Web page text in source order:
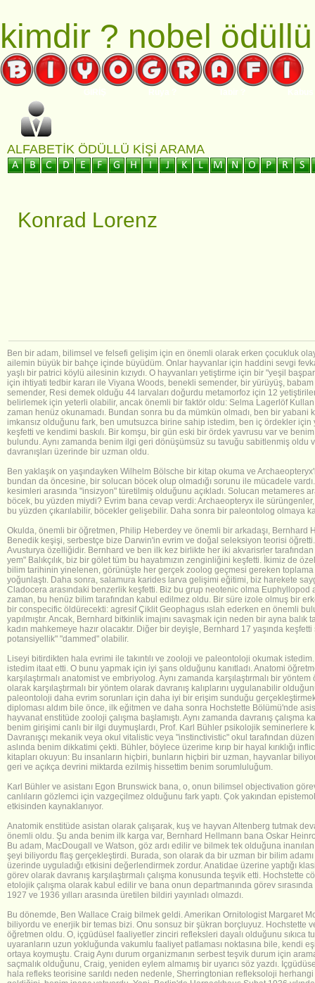
kimdir ? nobel
ALFABETIK ÖDÜLLÜ KIŞI ARAMA
Konrad Lorenz
Ben bir adam, bilimsel ve felsefi gelişim için en önemli olarak erken çocukluk
ailemin büyük bir bahçe içinde büyüdüm. Onlar hayvanlar için haddini sevgi
yaşlı bir patrici köylü ailesinin kızıydı. O hayvanları yetiştirme için bir "yeşil
için ihtiyati tedbir kararı ile Viyana Woods, benekli semender, bir yürüyüş,
semender, Resi demek olduğu 44 larvaları doğurdu metamorfoz için 12
belirlemek için yeterli olabilir, ancak önemli bir faktör oldu: Selma Lagerlöf
zaman henüz okunamadı. Bundan sonra bu da mümkün olmadı, ben bir
imkansız olduğunu fark, ben umutsuzca birine sahip istedim, ben iç ördekler için
keşfetti ve kendimi baskılı. Bir komşu, bir gün eski bir ördek yavrusu var ve
bulundu. Aynı zamanda benim ilgi geri dönüşümsüz su tavuğu sabitlenmiş oldu
davranışları üzerinde bir uzman oldu.
Ben yaklaşık on yaşındayken Wilhelm Bölsche bir kitap okuma ve
bundan da öncesine, bir solucan böcek olup olmadığı sorunu ile mücadele
kesimleri arasında "insizyon" türetilmiş olduğunu açıkladı. Solucan metameres
böcek, bu yüzden miydi? Evrim bana cevap verdi: Archaeopteryx ile
bu yüzden çıkarılabilir, böcekler gelişebilir. Daha sonra bir paleontolog olmaya
Okulda, önemli bir öğretmen, Philip Heberdey ve önemli bir arkadaşı, Bernhard
Benedik keşişi, serbestçe bize Darwin'in evrim ve doğal seleksiyon teorisi öğretti.
Avusturya özelliğidir. Bernhard ve ben ilk kez birlikte her iki akvarisrler
yem" Balıkçılık, biz bir gölet tüm bu hayatımızın zenginliğini keşfetti. İkimiz de
bilim tarihinin yinelenen, görünüşte her gerçek zoolog geçmesi gereken
yoğunlaştı. Daha sonra, salamura karides larva gelişimi eğitimi, biz harekete
Cladocera arasındaki benzerlik keşfetti. Biz bu grup neotenic olma Euphyllopod
zaman, bu henüz bilim tarafından kabul edilmez oldu. Bir süre izole olmuş bir
bir conspecific öldürecekti: agresif Çiklit Geophagus ıslah ederken en önemli
yapılmıştır.Ancak, Bernhard bitkinlik imajını savaşmak için neden bir ayna balık
kadın mahkemeye hazır olacaktır. Diğer bir deyişle, Bernhard 17 yaşında
potansiyellik" "dammed" olabilir.
Liseyi bitirdikten hala evrimi ile takıntılı ve zooloji ve paleontoloji okumak
istedim itaat etti. O bunu yapmak için iyi şans olduğunu kanıtladı.Anatomi
karşılaştırmalı anatomist ve embriyolog. Aynı zamanda karşılaştırmalı bir
olarak karşılaştırmalı bir yöntem olarak davranış kalıplarını uygulanabilir
paleontoloji daha evrim sorunları için daha iyi bir erişim sunduğu
diploması aldım bile önce, ilk eğitmen ve daha sonra Hochstette Bölümü'nde
hayvanat enstitüde zooloji çalışma başlamıştı.Aynı zamanda davranış çalışma
benim girişimi canlı bir ilgi duymuşlardı, Prof. Karl Bühler psikolojik seminerlere
Davranışçı mekanik veya okul vitalistic veya "instinctivistic" okul tarafından
aslında benim dikkatimi çekti. Bühler, böylece üzerime kırıp bir hayal kırıklığı
kitapları okuyun: Bu insanların hiçbiri, bunların hiçbiri bir uzman, hayvanlar
geri ve açıkça devrini miktarda ezilmiş hissettim benim sorumluluğum.
Karl Bühler ve asistanı Egon Brunswick bana, o, onun bilimsel objectivation
canlıların gözlemci için vazgeçilmez olduğunu fark yaptı. Çok yakından
etkisinden kaynaklanıyor.
Anatomik enstitüde asistan olarak çalışarak, kuş ve hayvan Altenberg tutmak
önemli oldu. Şu anda benim ilk karga var, Bernhard Hellmann bana Oskar
Bu adam, MacDougall ve Watson, göz ardı edilir ve bilmek tek olduğuna
şeyi biliyordu flaş gerçekleştirdi. Burada, son olarak da bir uzman bir bilim
üzerinde uyguladığı etkisini değerlendirmek zordur. Anatidae üzerine yaptığı
görev olarak davranış karşılaştırmalı çalışma konusunda teşvik etti. Hochstette
etolojik çalışma olarak kabul edilir ve bana onun departmanında görev
1927 ve 1936 yılları arasında üretilen bildiri yayınladı olmazdı.
Bu dönemde, Ben Wallace Craig bilmek geldi. Amerikan Ornitologist Margaret
biliyordu ve enerjik bir temas bizi. Onu sonsuz bir şükran borçluyuz. Hochstette
öğretmen oldu. O, içgüdüsel faaliyetler zinciri refleksleri dayalı olduğunu sıkıca
uyaranların uzun yokluğunda vakumlu faaliyet patlaması noktasına bile, kendi
ortaya koymuştu. Craig Aynı durum organizmanın serbest teşvik durum için
saçmalık olduğunu, Craig, yeniden eylem almamış bir uyarıcı söz yazdı.
hala refleks teorisine sarıldı neden nedenle, Sherringtonian refleksoloji